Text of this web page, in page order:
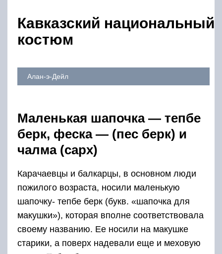
Кавказский национальный
костюм
Алан-э-Дейл
Маленькая шапочка — тепбе
берк, феска — (пес берк) и
чалма (сарх)
Карачаевцы и балкарцы, в основном люди
пожилого возраста, носили маленькую
шапочку- тепбе берк (букв. «шапочка для
макушки»), которая вполне соответствовала
своему названию. Ее носили на макушке
старики, а поверх надевали еще и меховую